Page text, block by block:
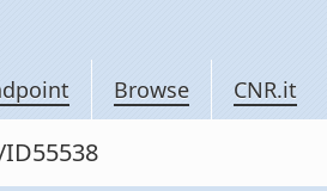
Browse CNR.it